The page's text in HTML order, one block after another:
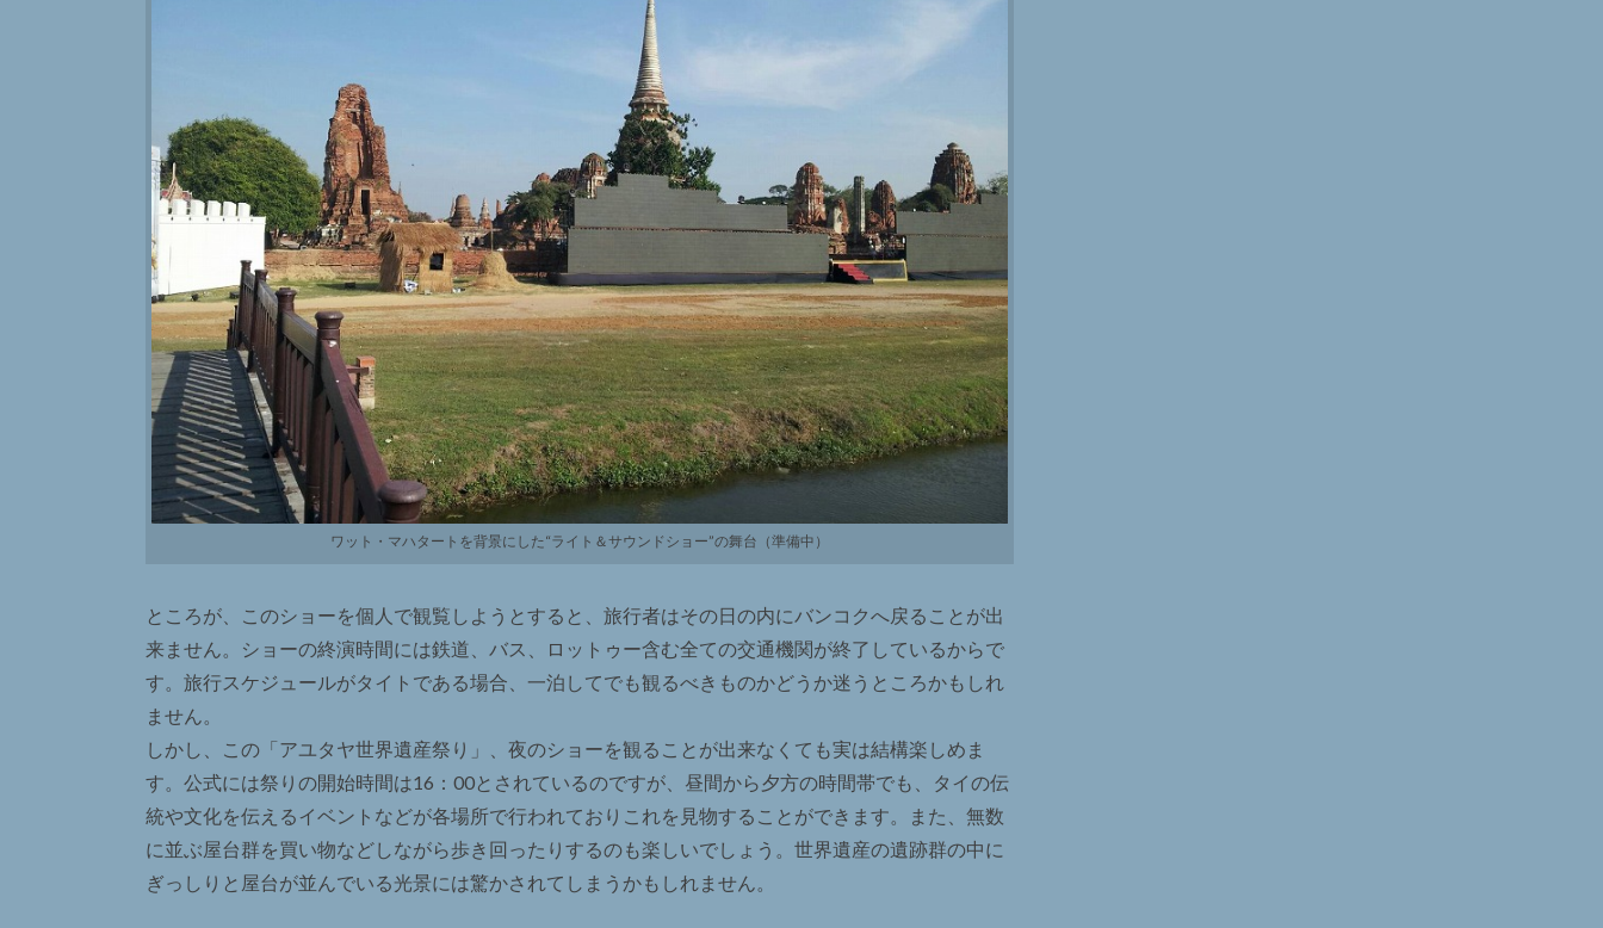
ワット・マハタートを背景にした“ライト＆サウンドショー”の舞台（準備中）
ところが、このショーを個人で観覧しようとすると、旅行者はその日の内にバンコクへ戻ることが出
来ません。ショーの終演時間には鉄道、バス、ロットゥー含む全ての交通機関が終了しているからで
す。旅行スケジュールがタイトである場合、一泊してでも観るべきものかどうか迷うところかもしれ
ません。
しかし、この「アユタヤ世界遺産祭り」、夜のショーを観ることが出来なくても実は結構楽しめま
す。公式には祭りの開始時間は16：00とされているのですが、昼間から夕方の時間帯でも、タイの伝
統や文化を伝えるイベントなどが各場所で行われておりこれを見物することができます。また、無数
に並ぶ屋台群を買い物などしながら歩き回ったりするのも楽しいでしょう。世界遺産の遺跡群の中に
ぎっしりと屋台が並んでいる光景には驚かされてしまうかもしれません。